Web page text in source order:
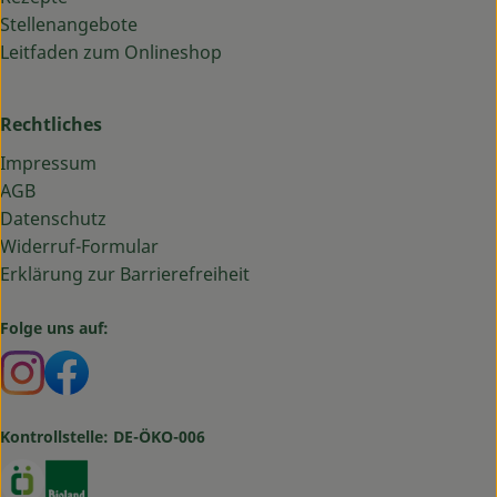
Stellenangebote
Leitfaden zum Onlineshop
Rechtliches
Impressum
AGB
Datenschutz
Widerruf-Formular
Erklärung zur Barrierefreiheit
Folge uns auf:
Externer Link zu https://www.instagram.com/
Externer Link zu https://www.facebook.com/
Kontrollstelle: DE-ÖKO-006